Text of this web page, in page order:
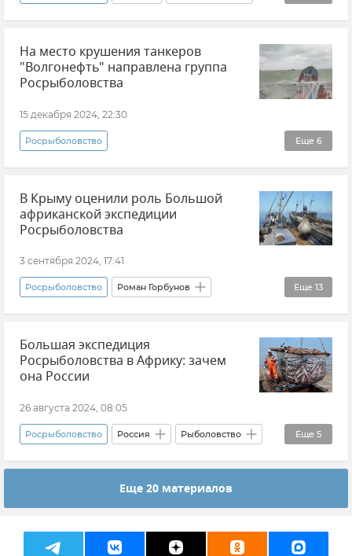
Азово-Черноморский бассейн Новости
Черное море Азовское море
На место крушения танкеров
"Волгонефть" направлена группа
Росрыболовства
15 декабря 2024, 22:30
Еще 6
Росрыболовство
Танкеры "Волгонефть 212" и "Волгонефть 239" в Керченском проливе
Новости Керченский пролив Танкер
Экология Происшествия
В Крыму оценили роль Большой
африканской экспедиции
Росрыболовства
3 сентября 2024, 17:41
Еще 13
Росрыболовство Роман Горбунов
Рыболовство ИнБЮМ Севастополь
Крым Россия Африка
Черное море
Атлантический океан Индийский океан
Большая экспедиция
Росрыболовства в Африку: зачем
она России
26 августа 2024, 08:05
Еще 5
Росрыболовство Россия Рыболовство
Рыба Африка В мире
Мнения
Еще 20 материалов